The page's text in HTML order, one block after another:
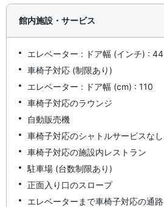
館内施設・サービス
エレベーター : ドア幅 (インチ) : 44
車椅子対応 (制限あり)
エレベーター : ドア幅 (cm) : 110
車椅子対応のラウンジ
自動販売機
車椅子対応のシャトルサービスなし
車椅子対応の施設内レストラン
駐車場 (台数制限あり)
正面入り口のスロープ
エレベーターまで車椅子対応の通路